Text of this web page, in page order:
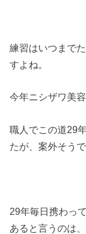
練習はいつまで
すよね。
今年ニシザワ美
職人でこの道29
たが、案外そう
29年毎日携わっ
あると言うのは、